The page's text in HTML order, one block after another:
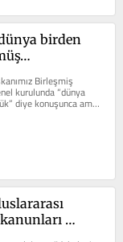
birden
Birleşmiş
kurulunda “dünya
diye konuşunca amma
Sonunda birisi çıkıp...